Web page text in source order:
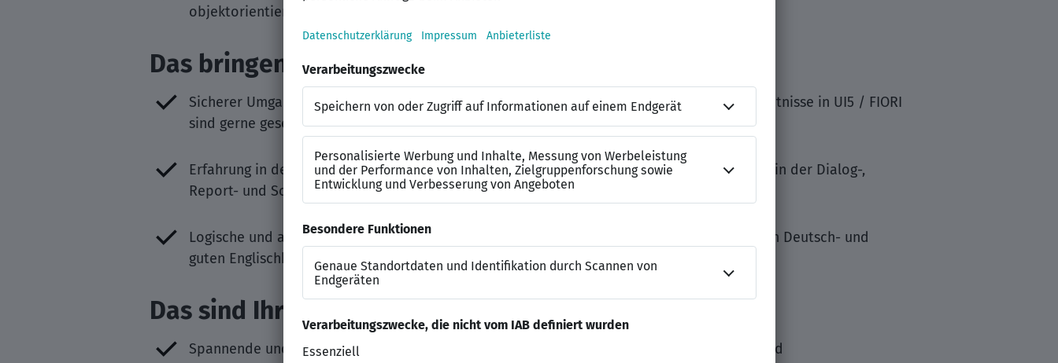
objektorientierten ABAP-Entwicklung.
Das bringen Sie für diesen SAP Job mit
Sicherer Umgang mit den Programmiersprachen SAP ABAP inklusive Projekterfahrung; Kenntnisse in UI5 / FIORI
sind gerne gesehen
Erfahrung in der Entwicklung mit Smart Forms, SAPscript oder Adobe Forms inkl. Knowhow in der Dialog-,
Report- und Schnittstellenprogrammierung mit SAP ABAP
Logische und analytische Herangehensweise an komplexe Themenstellungen mit fließenden Deutsch- und
guten Englischkenntnissen
Das sind Ihre Benefits bei diesem SAP Job
Spannende und abwechslungsreiche Projekte in einem modernen SAP und S/4 HANA Umfeld